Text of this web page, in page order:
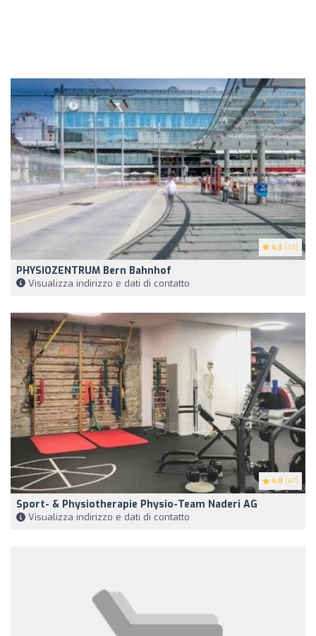
4.3 (43)
PHYSIOZENTRUM Bern Bahnhof
Visualizza indirizzo e dati di contatto
4.8 (47)
Sport- & Physiotherapie Physio-Team Naderi AG
Visualizza indirizzo e dati di contatto